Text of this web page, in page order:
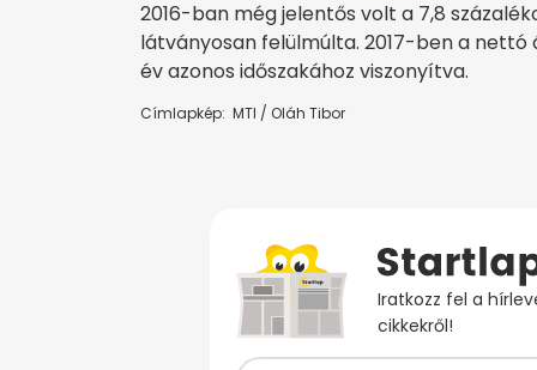
2016-ban még jelentős volt a 7,8
látványosan felülmúlta. 2017-ben a nettó
év azonos időszakához viszonyítva.
Címlapkép: MTI / Oláh Tibor
Iratkozz fel a
cikkekről!